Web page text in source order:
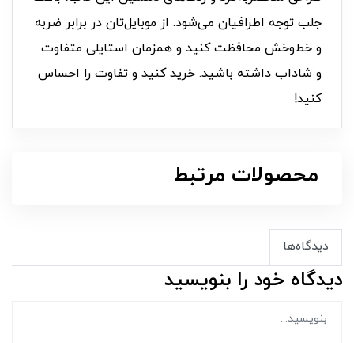
جلب توجه اطرافیان می‌شود. از موبایل‌تان در برابر ضربه
و خط‌وخش محافظت کنید و همزمان استایلی متفاوت
و شاداب داشته باشید. خرید کنید و تفاوت را احساس
کنید!
محصولات مرتبط
دیدگاه‌ها
دیدگاه خود را بنویسید